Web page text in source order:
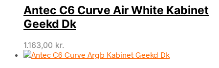
Antec C6 Curve Air White Kabinet
Geekd Dk
1.163,00 kr.